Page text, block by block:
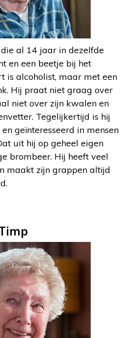
al 14 jaar in dezelfde
en een beetje bij het
is alcoholist, maar met een
Hij praat niet graag over
niet over zijn kwalen en
Tegelijkertijd is hij
geïnteresseerd in mensen
uit hij op geheel eigen
brombeer. Hij heeft veel
maakt zijn grappen altijd